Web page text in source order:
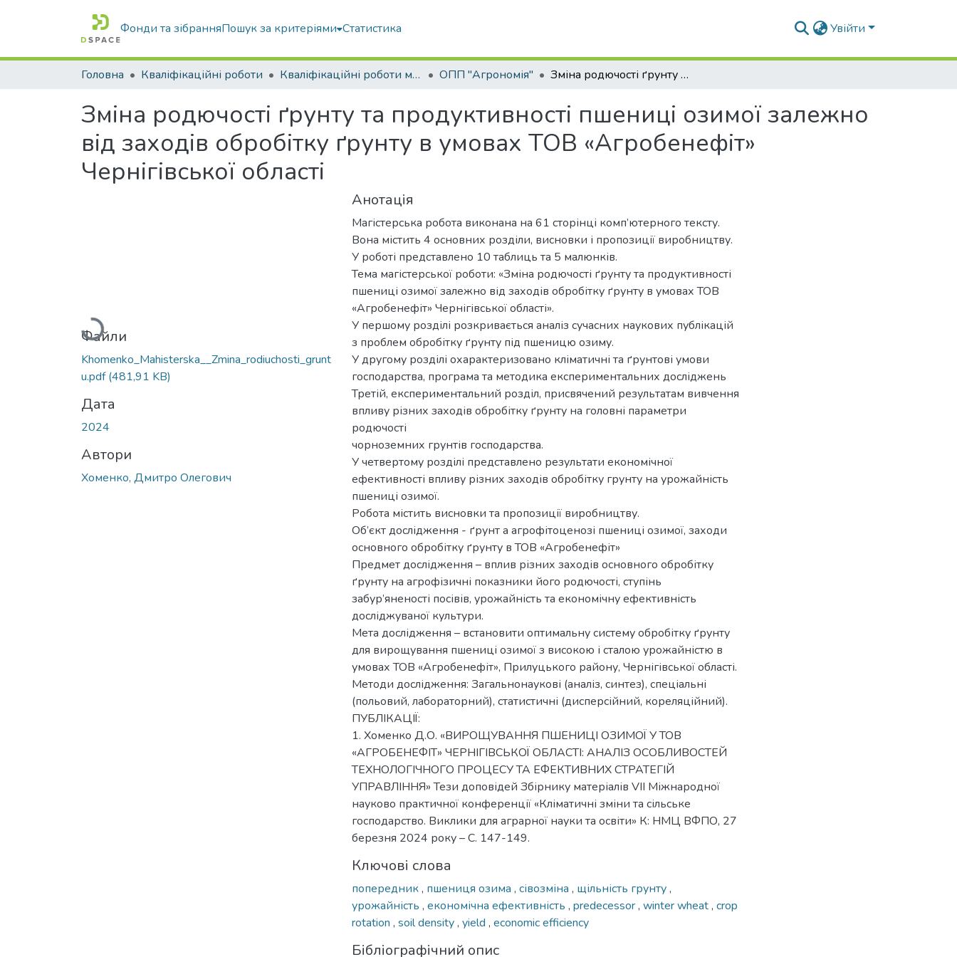
Фонди та зібранняПошук за критеріями Статистика Увійти
Головна Кваліфікаційні роботи Кваліфікаційні роботи магістрів ОПП "Агрономія" Зміна родючості ґрунту та продуктивності пшениці озимої залежно від заходів обробітку ґрунту в умовах ТОВ «Агробенефіт» Чернігівської області
Зміна родючості ґрунту та продуктивності пшениці озимої залежно
від заходів обробітку ґрунту в умовах ТОВ «Агробенефіт»
Чернігівської області
Вантажиться...
Файли
Khomenko_Mahisterska__Zmina_rodiuchosti_grunt
u.pdf(481,91 KB)
Дата
2024
Автори
Хоменко, Дмитро Олегович
Анотація
Магістерська робота виконана на 61 сторінці комп’ютерного тексту.
Вона містить 4 основних розділи, висновки і пропозиції виробництву.
У роботі представлено 10 таблиць та 5 малюнків.
Тема магістерської роботи: «Зміна родючості ґрунту та продуктивності
пшениці озимої залежно від заходів обробітку ґрунту в умовах ТОВ
«Агробенефіт» Чернігівської області».
У першому розділі розкривається аналіз сучасних наукових публікацій
з проблем обробітку ґрунту під пшеницю озиму.
У другому розділі охарактеризовано кліматичні та ґрунтові умови
господарства, програма та методика експериментальних досліджень
Третій, експериментальний розділ, присвячений результатам вивчення
впливу різних заходів обробітку ґрунту на головні параметри
родючості
чорноземних грунтів господарства.
У четвертому розділі представлено результати економічної
ефективності впливу різних заходів обробітку грунту на урожайність
пшениці озимої.
Робота містить висновки та пропозиції виробництву.
Об’єкт дослідження - ґрунт а агрофітоценозі пшениці озимої, заходи
основного обробітку ґрунту в ТОВ «Агробенефіт»
Предмет дослідження – вплив різних заходів основного обробітку
ґрунту на агрофізичні показники його родючості, ступінь
забур’яненості посівів, урожайність та економічну ефективність
досліджуваної культури.
Мета дослідження – встановити оптимальну систему обробітку ґрунту
для вирощування пшениці озимої з високою і сталою урожайністю в
умовах ТОВ «Агробенефіт», Прилуцького району, Чернігівської області.
Методи дослідження: Загальнонаукові (аналіз, синтез), спеціальні
(польовий, лабораторний), статистичні (дисперсійний, кореляційний).
ПУБЛІКАЦІЇ:
1. Хоменко Д.О. «ВИРОЩУВАННЯ ПШЕНИЦІ ОЗИМОЇ У ТОВ
«АГРОБЕНЕФІТ» ЧЕРНІГІВСЬКОЇ ОБЛАСТІ: АНАЛІЗ ОСОБЛИВОСТЕЙ
ТЕХНОЛОГІЧНОГО ПРОЦЕСУ ТА ЕФЕКТИВНИХ СТРАТЕГІЙ
УПРАВЛІННЯ» Тези доповідей Збірнику матеріалів VІІ Міжнародної
науково практичної конференції «Кліматичні зміни та сільське
господарство. Виклики для аграрної науки та освіти» К: НМЦ ВФПО, 27
березня 2024 року – С. 147-149.
Ключові слова
попередник, пшениця озима , сівозміна , щільність грунту,
урожайність , економічна ефективність , predecessor, winter wheat, crop
rotation , soil density, yield , economic efficiency
Бібліографічний опис